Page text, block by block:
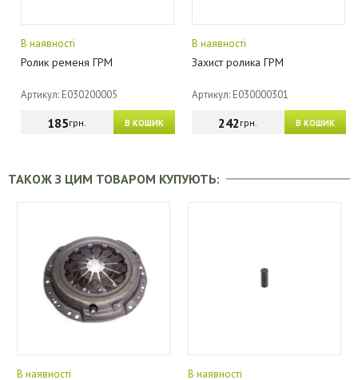
В наявності
Ролик ременя ГРМ
Артикул: E030200005
В КОШИК
185грн.
В наявності
Захист ролика ГРМ
Артикул: E030000301
В КОШИК
242грн.
ТАКОЖ З ЦИМ ТОВАРОМ КУПУЮТЬ:
В наявності В наявності